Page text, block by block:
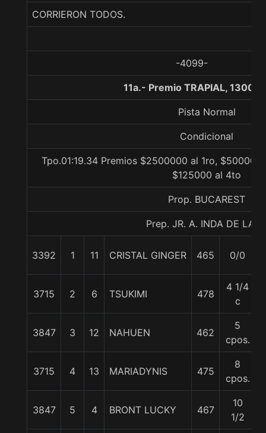
CORRIERON TODOS.
-4099-
11a.- Premio TRAPIAL, 1300
Pista Normal
Condicional
Tpo.01:19.34 Premios $2500000 al 1ro,
$125000 al 4to
Prop. BUCAREST
Prep. JR. A. INDA DE LA
3392 1 11 CRISTAL GINGER 465 0/0
3715 2 6 TSUKIMI 478
4 1/4
c
3847 3 12 NAHUEN 462
5
cpos.
3715 4 13 MARIADYNIS 475
8
cpos.
3847 5 4 BRONT LUCKY 467
10
1/2